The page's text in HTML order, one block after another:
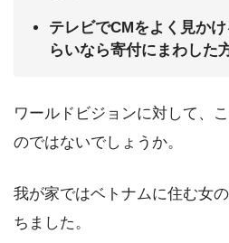
テレビでCMをよく見か
らいなら寄付にまわした
ワールドビジョンに対して、
のではないでしょうか。
我が家ではベトナムに住む女
ちました。